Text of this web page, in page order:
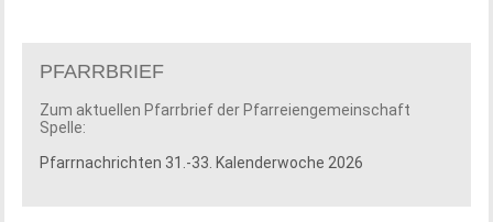
PFARRBRIEF
Zum aktuellen Pfarrbrief der Pfarreiengemeinschaft
Spelle:
Pfarrnachrichten 31.-33. Kalenderwoche 2026